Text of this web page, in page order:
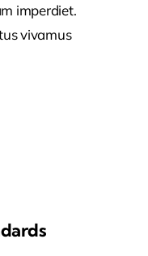
imperdiet.
vivamus